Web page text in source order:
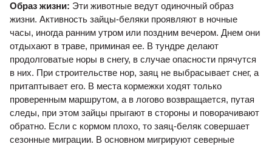
Образ жизни: Эти животные ведут одиночный образ
жизни. Активность зайцы-беляки проявляют в ночные
часы, иногда ранним утром или поздним вечером. Днем они
отдыхают в траве, приминая ее. В тундре делают
продолговатые норы в снегу, в случае опасности прячутся
в них. При строительстве нор, заяц не выбрасывает снег, а
притаптывает его. В места кормежки ходят только
проверенным маршрутом, а в логово возвращается, путая
следы, при этом зайцы прыгают в стороны и поворачивают
обратно. Если с кормом плохо, то заяц-беляк совершает
сезонные миграции. В основном мигрируют северные